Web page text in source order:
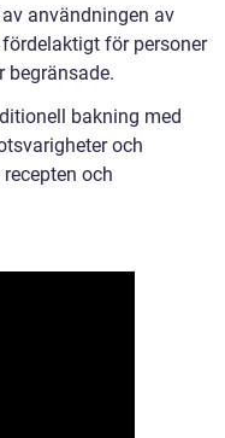
användningen av
för personer
begränsade.
bakning med
och
och